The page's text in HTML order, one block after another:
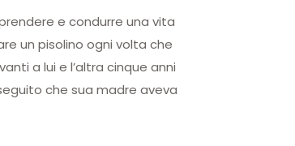
e condurre una vita
un pisolino ogni volta che
a lui e l’altra cinque anni
che sua madre aveva